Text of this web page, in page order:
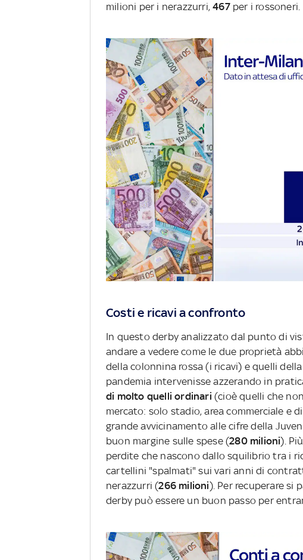
milioni per i nerazzurri,467 per i rossoneri.
Costi e ricavi a confronto
In questo derby analizzato dal punto di
andare a vedere come le due proprietà
della colonnina rossa (i ricavi) e quelli
pandemia intervenisse azzerando in
di molto quelli ordinari (cioè quelli che
mercato: solo stadio, area commerciale e
grande avvicinamento alle cifre della
buon margine sulle spese (280 milioni).
perdite che nascono dallo squilibrio tra i
cartellini "spalmati" sui vari anni di
nerazzurri (266 milioni). Per recuperare si
derby può essere un buon passo per